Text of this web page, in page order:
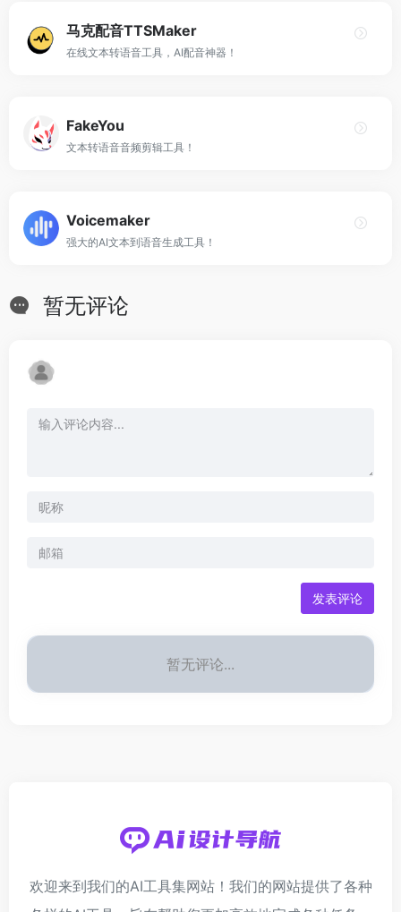
马克配音TTSMaker
在线文本转语音工具，AI配音神器！
FakeYou
文本转语音音频剪辑工具！
Voicemaker
强大的AI文本到语音生成工具！
暂无评论
发表评论
暂无评论...
欢迎来到我们的AI工具集网站！我们的网站提供了各种